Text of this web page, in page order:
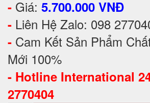
- Giá: 5.700.000 VNĐ
- Liên Hệ Zalo: 098
- Cam Kết Sản Phẩm
Mới 100%
- Hotline International
2770404